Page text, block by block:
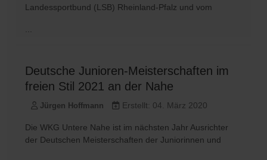
Landessportbund (LSB) Rheinland-Pfalz und vom
Deutsche Junioren-Meisterschaften im
freien Stil 2021 an der Nahe
Jürgen Hoffmann Erstellt: 04. März 2020
Die WKG Untere Nahe ist im nächsten Jahr Ausrichter
der Deutschen Meisterschaften der Juniorinnen und